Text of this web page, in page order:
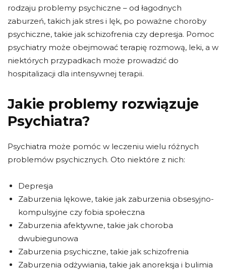
rodzaju problemy psychiczne – od łagodnych
zaburzeń, takich jak stres i lęk, po poważne choroby
psychiczne, takie jak schizofrenia czy depresja. Pomoc
psychiatry może obejmować terapię rozmową, leki, a w
niektórych przypadkach może prowadzić do
hospitalizacji dla intensywnej terapii.
Jakie problemy rozwiązuje
Psychiatra?
Psychiatra może pomóc w leczeniu wielu różnych
problemów psychicznych. Oto niektóre z nich:
Depresja
Zaburzenia lękowe, takie jak zaburzenia obsesyjno-
kompulsyjne czy fobia społeczna
Zaburzenia afektywne, takie jak choroba
dwubiegunowa
Zaburzenia psychiczne, takie jak schizofrenia
Zaburzenia odżywiania, takie jak anoreksja i bulimia